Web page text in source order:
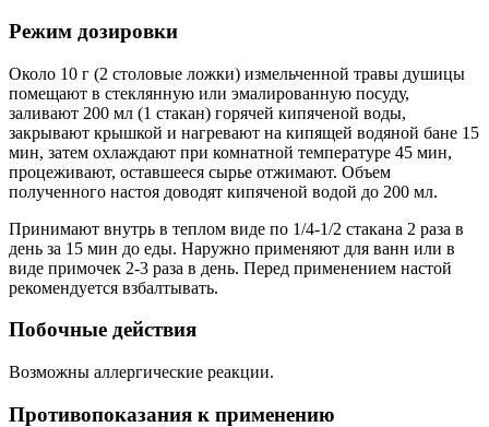
Режим дозировки
Около 10 г (2 столовые ложки) измельченной травы душицы
помещают в стеклянную или эмалированную посуду,
заливают 200 мл (1 стакан) горячей кипяченой воды,
закрывают крышкой и нагревают на кипящей водяной бане 15
мин, затем охлаждают при комнатной температуре 45 мин,
процеживают, оставшееся сырье отжимают. Объем
полученного настоя доводят кипяченой водой до 200 мл.
Принимают внутрь в теплом виде по 1/4-1/2 стакана 2 раза в
день за 15 мин до еды. Наружно применяют для ванн или в
виде примочек 2-3 раза в день. Перед применением настой
рекомендуется взбалтывать.
Побочные действия
Возможны аллергические реакции.
Противопоказания к применению